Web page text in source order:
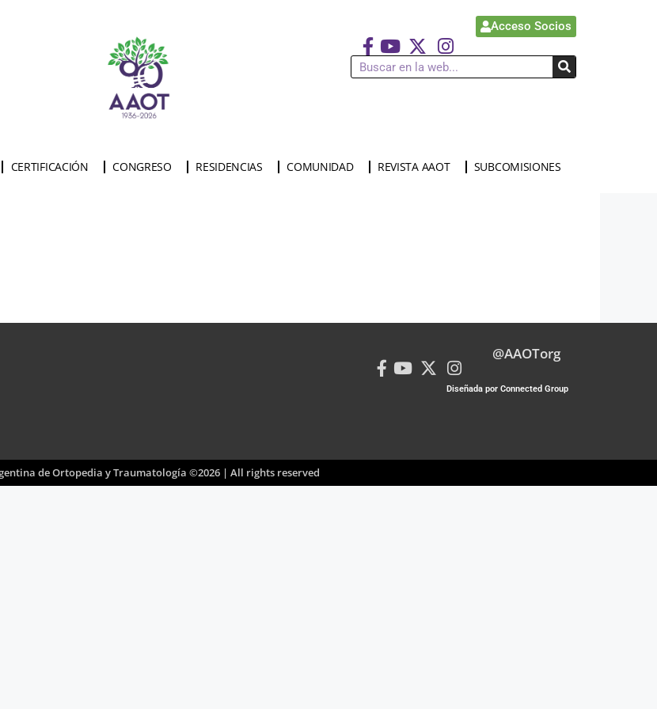
Acceso Socios
CERTIFICACIÓN CONGRESO RESIDENCIAS COMUNIDAD REVISTA AAOT SUBCOMISIONES
@AAOTorg
Diseñada por Connected Group
de Ortopedia y Traumatología ©2026 | All rights reserved